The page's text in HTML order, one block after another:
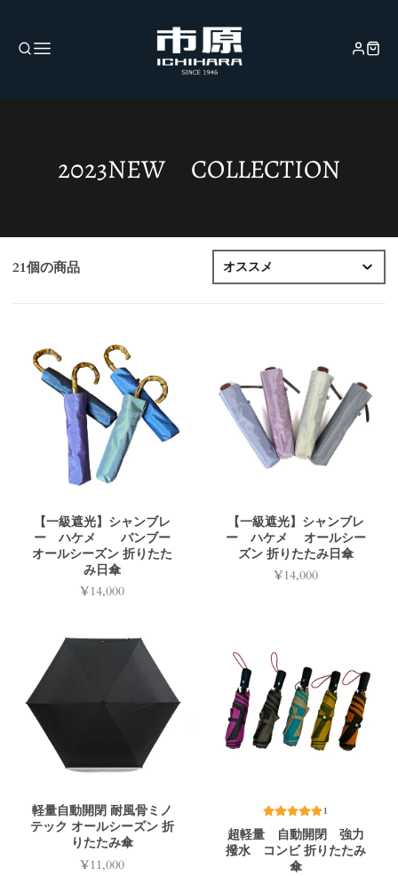
コ
ク
シ
2023NEW COLLECTION
21個の商品
【一級遮光】シャンブレ
ー ハケメ バンブー
オールシーズン 折りたた
み日傘
価
¥14,000
【一級遮光】シャンブレ
ー ハケメ オールシー
ズン 折りたたみ日傘
価
¥14,000
軽量自動開閉 耐風骨ミノ
テック オールシーズン 折
りたたみ傘
価
¥11,000
1
超軽量 自動開閉 強力
撥水 コンビ 折りたたみ
傘